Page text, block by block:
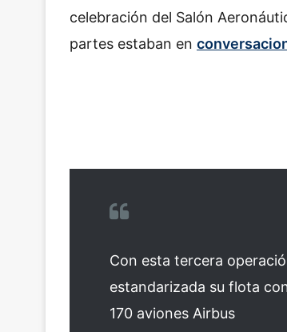
celebración del Salón
partes estaban en
Con esta tercera
estandarizada su flota
170 aviones Airbus